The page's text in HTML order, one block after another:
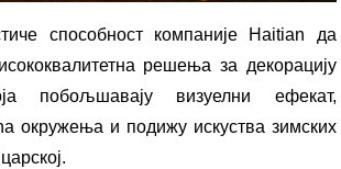
способност компаније Haitian да
решења за декорацију
побољшавају визуелни ефекат,
окружења и подижу искуства зимских